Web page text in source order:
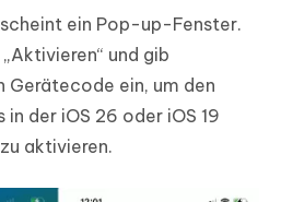
ein Pop-up-Fenster.
und gib
Gerätecode ein, um den
der iOS 26 oder iOS 19
aktivieren.